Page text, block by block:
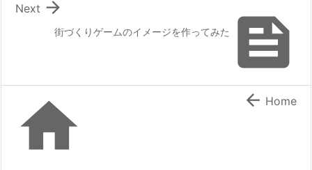

街づくりゲームのイメージを作ってみた

Next
  Home